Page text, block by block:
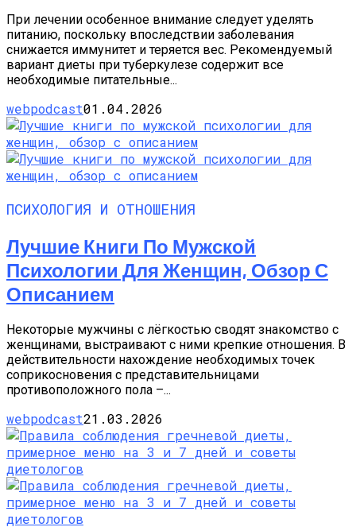
При лечении особенное внимание следует уделять
питанию, поскольку впоследствии заболевания
снижается иммунитет и теряется вес. Рекомендуемый
вариант диеты при туберкулезе содержит все
необходимые питательные...
webpodcast01.04.2026
ПСИХОЛОГИЯ И ОТНОШЕНИЯ
Лучшие Книги По Мужской
Психологии Для Женщин, Обзор С
Описанием
Некоторые мужчины с лёгкостью сводят знакомство с
женщинами, выстраивают с ними крепкие отношения. В
действительности нахождение необходимых точек
соприкосновения с представительницами
противоположного пола –...
webpodcast21.03.2026